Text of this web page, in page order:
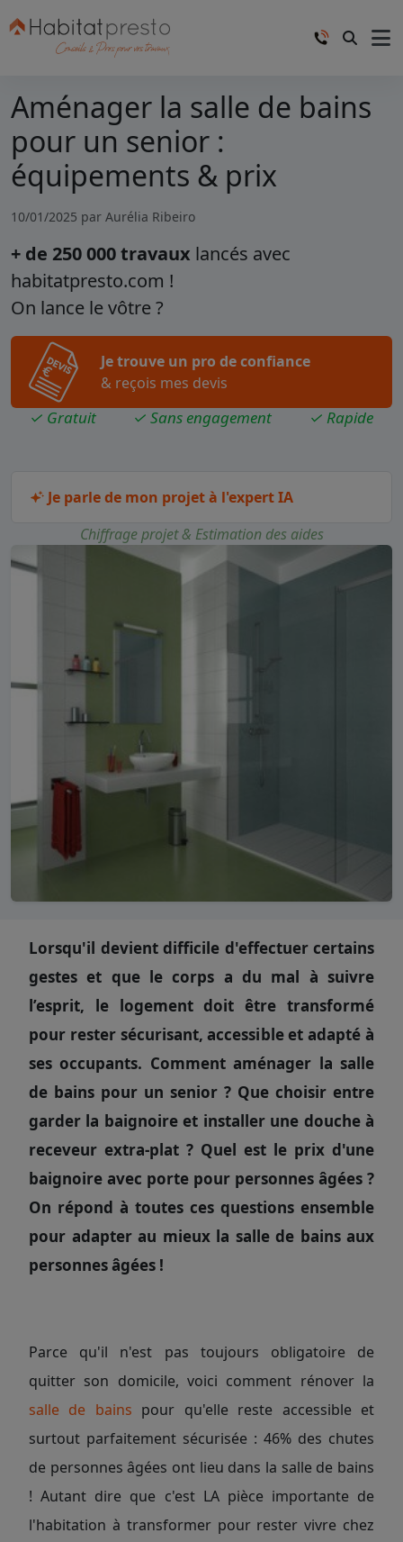
Aménager la salle de bains
pour un senior :
équipements & prix
10/01/2025 par Aurélia Ribeiro
+ de 250 000 travaux lancés avec
habitatpresto.com !
On lance le vôtre ?
Je trouve un pro de confiance
& reçois mes devis
✓ Gratuit ✓ Sans engagement ✓ Rapide
Je parle de mon projet à l'expert IA
Chiffrage projet & Estimation des aides
Lorsqu'il devient difficile d'effectuer certains
gestes et que le corps a du mal à suivre
l’esprit, le logement doit être transformé
pour rester sécurisant, accessible et adapté à
ses occupants. Comment aménager la salle
de bains pour un senior ? Que choisir entre
garder la baignoire et installer une douche à
receveur extra-plat ? Quel est le prix d'une
baignoire avec porte pour personnes âgées ?
On répond à toutes ces questions ensemble
pour adapter au mieux la salle de bains aux
personnes âgées !
Parce qu'il n'est pas toujours obligatoire de
quitter son domicile, voici comment rénover la
salle de bains pour qu'elle reste accessible et
surtout parfaitement sécurisée : 46% des chutes
de personnes âgées ont lieu dans la salle de bains
! Autant dire que c'est LA pièce importante de
l'habitation à transformer pour rester vivre chez